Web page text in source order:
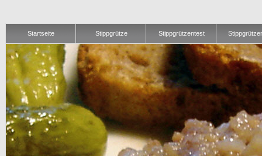
Startseite Stippgrütze Stippgrützentest